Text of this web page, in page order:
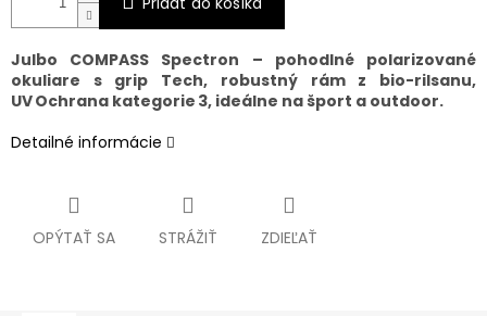
Julbo COMPASS Spectron – pohodlné polarizované
okuliare s grip Tech, robustný rám z bio-rilsanu,
UV Ochrana kategorie 3, ideálne na šport a outdoor.
Detailné informácie
OPÝTAŤ SA STRÁŽIŤ ZDIEĽAŤ